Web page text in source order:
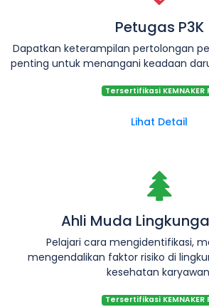
Petugas P3K
Dapatkan keterampilan pertolongan
penting untuk menangani keadaan
Tersertifikasi KEMNAKER
Lihat Detail
Ahli Muda
Pelajari cara mengidentifikasi,
mengendalikan faktor risiko di
kesehatan
Tersertifikasi KEMNAKER